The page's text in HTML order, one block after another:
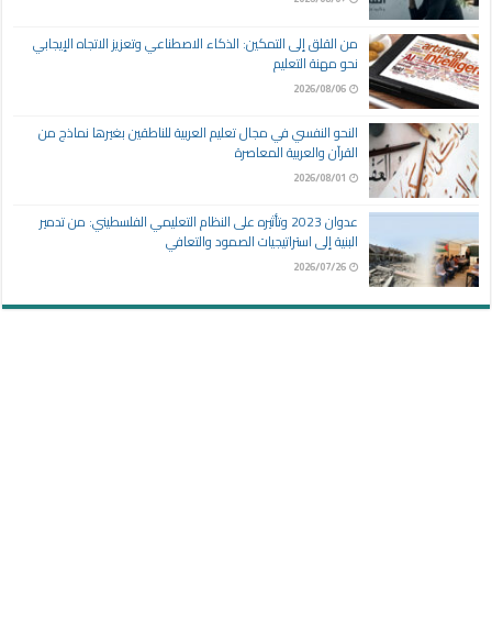
من القلق إلى التمكين: الذكاء الاصطناعي وتعزيز الاتجاه الإيجابي
نحو مهنة التعليم
2026/08/06
النحو النفسي في مجال تعليم العربية للناطقين بغيرها نماذج من
القرآن والعربية المعاصرة
2026/08/01
عدوان 2023 وتأثيره على النظام التعليمي الفلسطيني: من تدمير
البنية إلى استراتيجيات الصمود والتعافي
2026/07/26